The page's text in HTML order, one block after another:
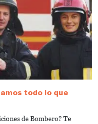
todo lo que
de Bombero? Te